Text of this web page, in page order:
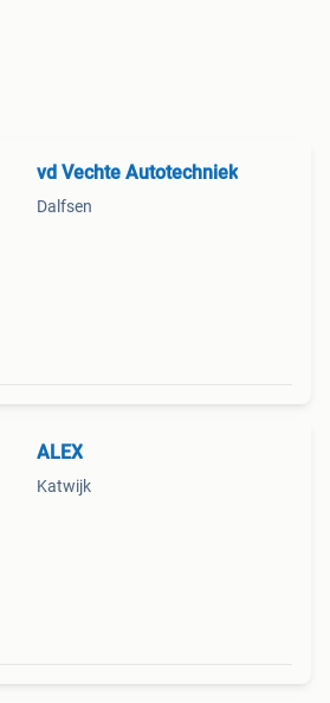
vd Vechte Autotechniek
Dalfsen
ALEX
Katwijk